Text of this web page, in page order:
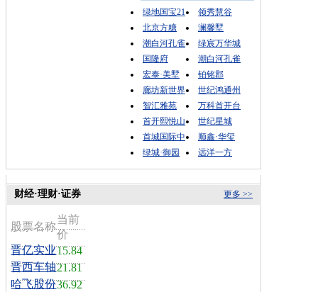
绿地国宝21
领秀慧谷
北京方糖
澜馨墅
潮白河孔雀
绿宸万华城
国隆府
潮白河孔雀
宏泰·美墅
铂铭郡
廊坊新世界
世纪鸿通州
智汇雅苑
万科首开台
首开熙悦山
世纪星城
首城国际中
顺鑫·华玺
绿城·御园
远洋一方
更多 >>
财经·理财·证券
股票名称
当前
价
晋亿实业15.84
晋西车轴21.81
哈飞股份36.92